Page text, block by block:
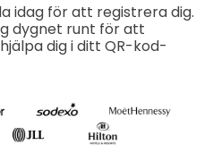
idag för att registrera dig.
dygnet runt för att
dig i ditt QR-kod-